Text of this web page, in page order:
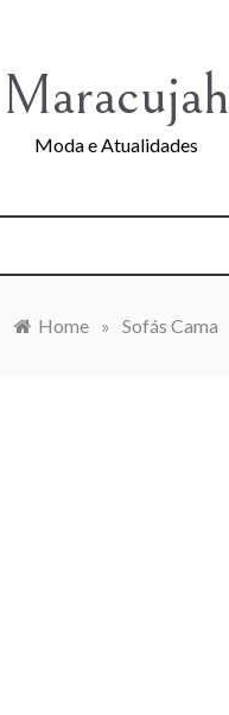
Maracujah
Moda e Atualidades
Home » Sofás Cama